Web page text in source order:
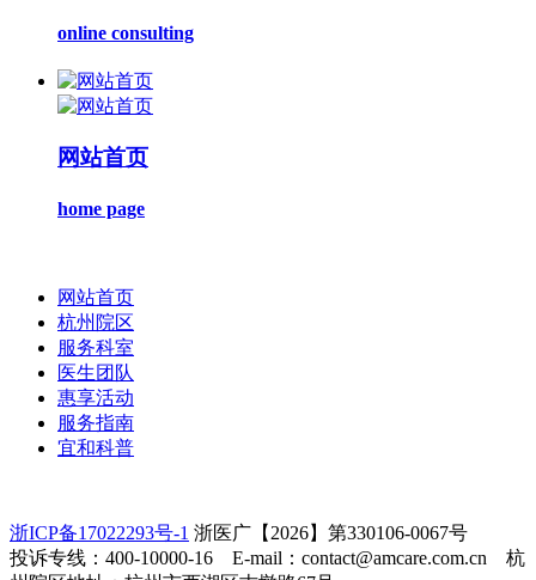
online consulting
网站首页
home page
网站首页
杭州院区
服务科室
医生团队
惠享活动
服务指南
宜和科普
浙ICP备17022293号-1 浙医广【2026】第330106-0067号
投诉专线：400-10000-16 E-mail：contact@amcare.com.cn 杭